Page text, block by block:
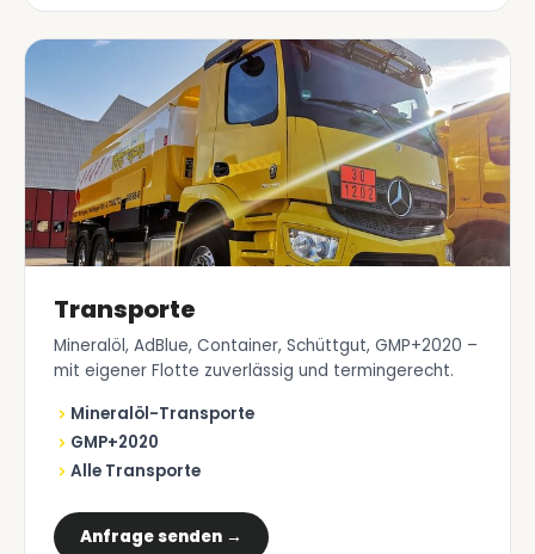
Transporte
Mineralöl, AdBlue, Container, Schüttgut, GMP+2020 –
mit eigener Flotte zuverlässig und termingerecht.
Mineralöl-Transporte
GMP+2020
Alle Transporte
Anfrage senden →